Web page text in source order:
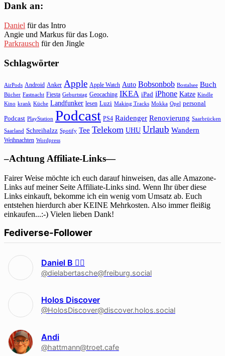
Dank an:
Daniel für das Intro
Angie und Markus für das Logo.
Parkrausch für den Jingle
Schlagwörter
AirPods Android Anker Apple Apple Watch Auto Bobsonbob Bostalsee Buch
Bücher Fastnacht Fiesta Geburtstag Geocaching IKEA iPad iPhone Katze Kindle
Kino krank Küche Landfunker lesen Luzi Making Tracks Mokka Opel personal
Podcast PlayStation Podcast PS4 Raidenger Renovierung Saarbrücken
Saarland Schreihalzz Spotify Tee Telekom UHU Urlaub Wandern
Weihnachten Wordpress
–Achtung Affiliate-Links—
Fairer Weise möchte ich euch darauf hinweisen, das alle Amazone-
Links auf meiner Seite Affiliate-Links sind. Wenn Ihr über diese
Links einkauft, bekomme ich ein wenig vom Umsatz ab. Euch
entstehen hierdurch aber KEINE Mehrkosten. Also immer fleißig
einkaufen...:-) Vielen lieben Dank!
Fediverse-Follower
Daniel B 🏳‍🌈
@dielabertasche@freiburg.social
Holos Discover
@HolosDiscover@discover.holos.social
Andi
@hattmann@troet.cafe